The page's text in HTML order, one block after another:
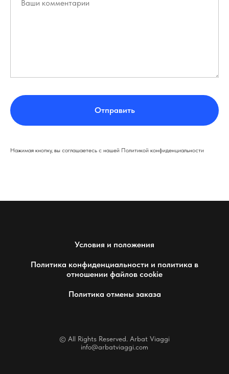
Отправить
Нажимая кнопку, вы соглашаетесь с нашей Политикой конфиденциальности
Условия и положения
Политика конфиденциальности и политика в
отношении файлов cookie
Политика отмены заказа
© All Rights Reserved. Arbat Viaggi
info@arbatviaggi.com